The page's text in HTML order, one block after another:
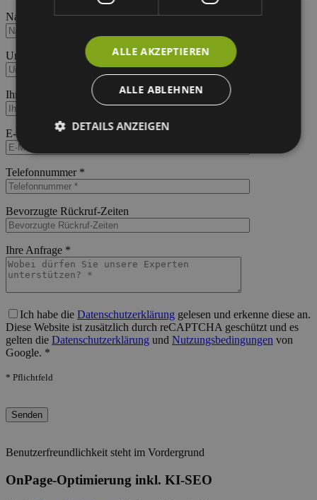
Name *
Bitte lasse dieses Feld leer.
Unternehmen *
Bitte lasse dieses Feld leer.
Ihre Website/Shop
Bitte lasse dieses Feld leer.
E-Mail *
Telefonnummer *
Bevorzugte Rückruf-Zeiten
Ihre Anfrage *
Ich habe die Datenschutzerklärung gelesen und erkenne diese an.
Diese Website ist zusätzlich durch reCAPTCHA geschützt und es
gelten die Datenschutzerklärung und Nutzungsbedingungen von
Google. *
* Pflichtfeld
Benutzerfreundlichkeit steht im Vordergrund
OnPage-Optimierung inkl. KI-SEO
ALLE AKZEPTIEREN
ALLE ABLEHNEN
DETAILS ANZEIGEN